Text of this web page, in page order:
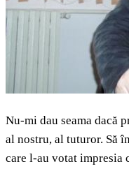
Nu-mi dau seama dacă
al nostru, al tuturor. Să
care l-au votat impresia